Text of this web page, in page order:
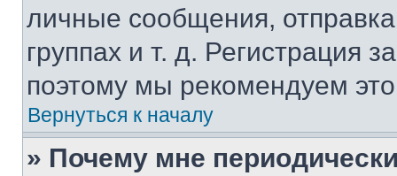
личные сообщения,
группах и т. д. Регистрация
поэтому мы рекомендуем
Вернуться к началу
» Почему мне